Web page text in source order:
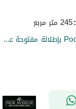
:245 متر مربع
تاون هاوس بموقع مميز مباشرعلى Pocket بإطلالة مفتوحة على المساحات الخضراء | تشطيب كامل | استلام فوري في البروج N1C7